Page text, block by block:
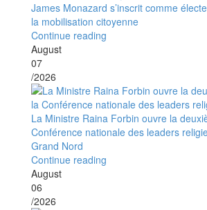
James Monazard s’inscrit comme
la mobilisation citoyenne
Continue reading
August
07
/2026
La Ministre Raina Forbin ouvre la
Conférence nationale des leaders
Grand Nord
Continue reading
August
06
/2026